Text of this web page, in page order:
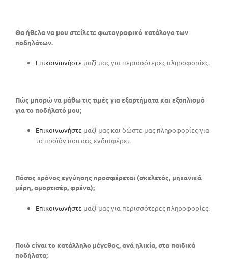
Θα ήθελα να μου στείλετε φωτογραφικό κατάλογο των
ποδηλάτων.
Επικοινωνήστε μαζί μας για περισσότερες πληροφορίες.
Πώς μπορώ να μάθω τις τιμές για εξαρτήματα και εξοπλισμό
για το ποδήλατό μου;
Επικοινωνήστε μαζί μας και δώστε μας πληροφορίες για
το προϊόν που σας ενδιαφέρει.
Πόσος χρόνος εγγύησης προσφέρεται (σκελετός, μηχανικά
μέρη, αμορτισέρ, φρένα);
Επικοινωνήστε μαζί μας για περισσότερες πληροφορίες.
Ποιό είναι το κατάλληλο μέγεθος, ανά ηλικία, στα παιδικά
ποδήλατα;